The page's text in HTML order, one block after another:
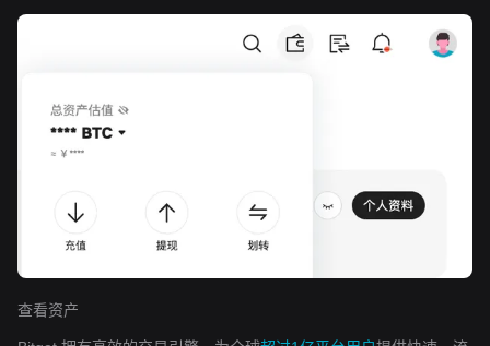
查看资产